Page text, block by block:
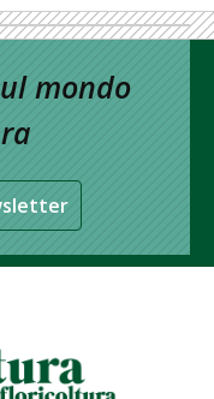
mondo